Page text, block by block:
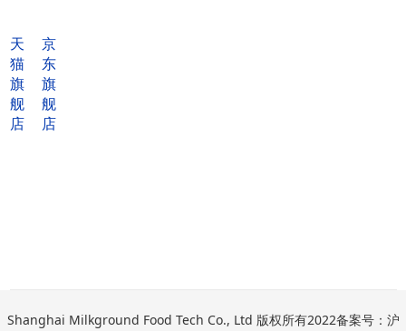
天
猫
旗
舰
店
京
东
旗
舰
店
Shanghai Milkground Food Tech Co., Ltd 版权所有2022备案号：沪